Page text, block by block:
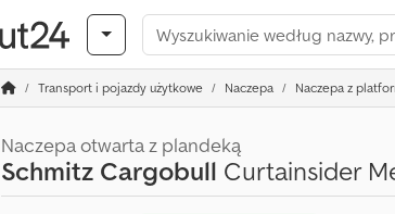
Transport i pojazdy użytkowe Naczepa Naczepa z
Naczepa otwarta z plandeką
Schmitz Cargobull Curtainsider